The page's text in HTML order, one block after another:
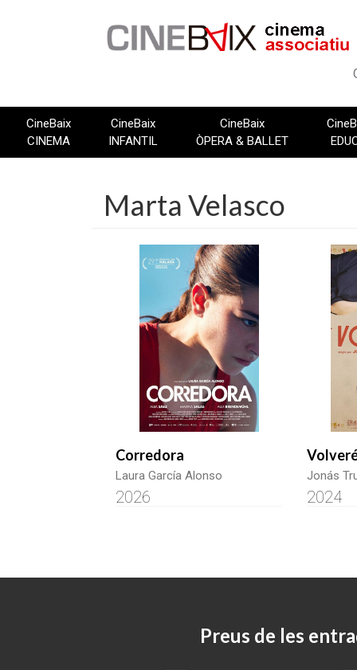
CineBaix
CINEMA
CineBaix
INFANTIL
CineBaix
ÒPERA & BALLET
Marta Velasco
Corredora
Laura García Alonso
2026
Jonás
2024
Preus de les